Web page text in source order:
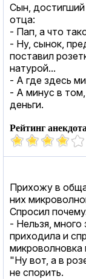
Сын, достигший
отца:
- Пап, а что
- Ну, сынок,
поставил
натурой...
- А где здесь
- А минус в
деньги.
Рейтинг анекдота
Прихожу в
них
Спросил
- Нельзя, много
приходила и
"Ну вот, а в
не спорить.